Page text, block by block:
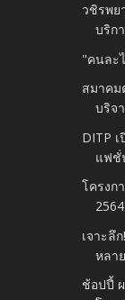
วชิรพย
บริก
"คนละ
สมาคม
บริจ
DITP
แฟชั่
โครงก
เจาะลึ
หลา
ช้อปปี้